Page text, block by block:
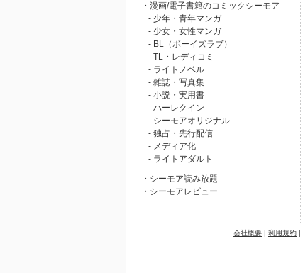
・漫画/電子書籍のコミックシーモア
- 少年・青年マンガ
- 少女・女性マンガ
- BL（ボーイズラブ）
- TL・レディコミ
- ライトノベル
- 雑誌・写真集
- 小説・実用書
- ハーレクイン
- シーモアオリジナル
- 独占・先行配信
- メディア化
- ライトアダルト
・シーモア読み放題
・シーモアレビュー
会社概要 | 利用規約 |